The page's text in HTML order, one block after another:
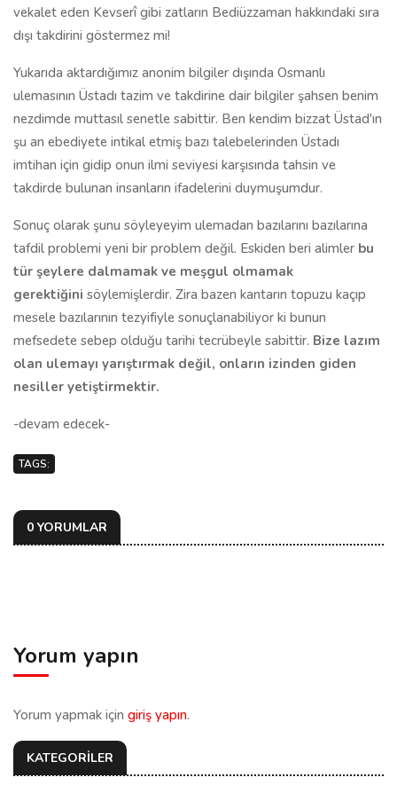
vekalet eden Kevserî gibi zatların Bediüzzaman hakkındaki sıra
dışı takdirini göstermez mi!
Yukarıda aktardığımız anonim bilgiler dışında Osmanlı
ulemasının Üstadı tazim ve takdirine dair bilgiler şahsen benim
nezdimde muttasıl senetle sabittir. Ben kendim bizzat Üstad'ın
şu an ebediyete intikal etmiş bazı talebelerinden Üstadı
imtihan için gidip onun ilmi seviyesi karşısında tahsin ve
takdirde bulunan insanların ifadelerini duymuşumdur.
Sonuç olarak şunu söyleyeyim ulemadan bazılarını bazılarına
tafdil problemi yeni bir problem değil. Eskiden beri alimler bu
tür şeylere dalmamak ve meşgul olmamak
gerektiğini söylemişlerdir. Zira bazen kantarın topuzu kaçıp
mesele bazılarının tezyifiyle sonuçlanabiliyor ki bunun
mefsedete sebep olduğu tarihi tecrübeyle sabittir. Bize lazım
olan ulemayı yarıştırmak değil, onların izinden giden
nesiller yetiştirmektir.
-devam edecek-
TAGS:
0 YORUMLAR
Yorum yapın
Yorum yapmak için giriş yapın.
KATEGORİLER